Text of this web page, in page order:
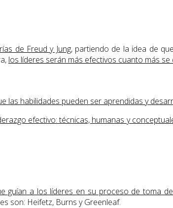
de Freud y Jung, partiendo de la idea de
los líderes serán más efectivos cuanto más
las habilidades pueden ser aprendidas y
efectivo: técnicas, humanas y
guían a los líderes en su proceso de toma
son: Heifetz, Burns y Greenleaf.